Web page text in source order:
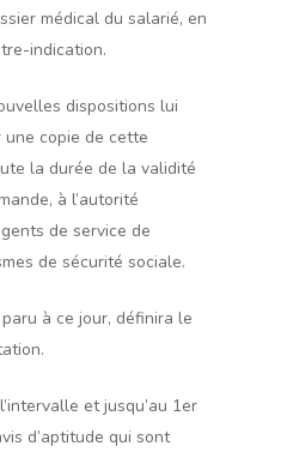
médical du salarié, en
indication.
dispositions lui
copie de cette
la durée de la validité
à l’autorité
de service de
de sécurité sociale.
à ce jour, définira le
et jusqu’au 1er
d’aptitude qui sont